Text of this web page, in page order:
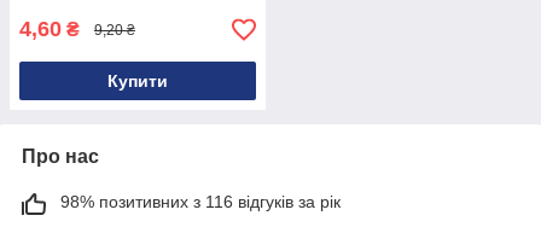
4,60 ₴ 9,20 ₴
Купити
Про нас
98% позитивних з 116 відгуків за рік